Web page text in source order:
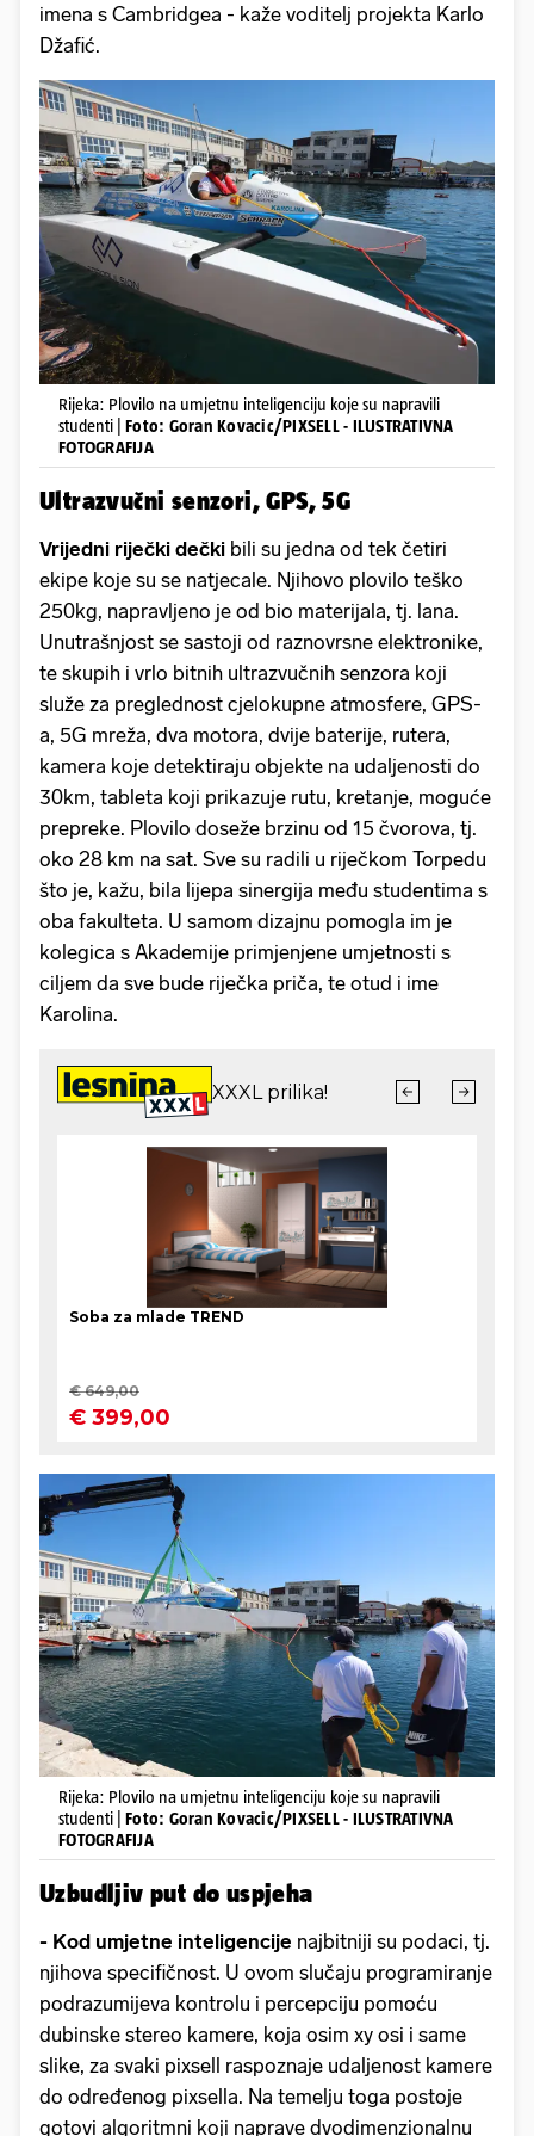
imena s Cambridgea - kaže voditelj projekta Karlo
Džafić.
Rijeka: Plovilo na umjetnu inteligenciju koje su napravili
studenti | Foto: Goran Kovacic/PIXSELL - ILUSTRATIVNA
FOTOGRAFIJA
Ultrazvučni senzori, GPS, 5G
Vrijedni riječki dečki bili su jedna od tek četiri
ekipe koje su se natjecale. Njihovo plovilo teško
250kg, napravljeno je od bio materijala, tj. lana.
Unutrašnjost se sastoji od raznovrsne elektronike,
te skupih i vrlo bitnih ultrazvučnih senzora koji
služe za preglednost cjelokupne atmosfere, GPS-
a, 5G mreža, dva motora, dvije baterije, rutera,
kamera koje detektiraju objekte na udaljenosti do
30km, tableta koji prikazuje rutu, kretanje, moguće
prepreke. Plovilo doseže brzinu od 15 čvorova, tj.
oko 28 km na sat. Sve su radili u riječkom Torpedu
što je, kažu, bila lijepa sinergija među studentima s
oba fakulteta. U samom dizajnu pomogla im je
kolegica s Akademije primjenjene umjetnosti s
ciljem da sve bude riječka priča, te otud i ime
Karolina.
Rijeka: Plovilo na umjetnu inteligenciju koje su napravili
studenti | Foto: Goran Kovacic/PIXSELL - ILUSTRATIVNA
FOTOGRAFIJA
Uzbudljiv put do uspjeha
- Kod umjetne inteligencije najbitniji su podaci, tj.
njihova specifičnost. U ovom slučaju programiranje
podrazumijeva kontrolu i percepciju pomoću
dubinske stereo kamere, koja osim xy osi i same
slike, za svaki pixsell raspoznaje udaljenost kamere
do određenog pixsella. Na temelju toga postoje
gotovi algoritmni koji naprave dvodimenzionalnu